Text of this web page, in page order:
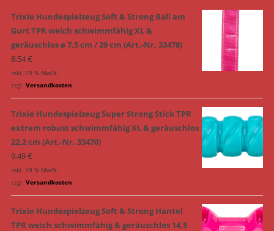
Trixie Hundespielzeug Soft & Strong Ball am
Gurt TPR weich schwimmfähig XL &
geräuschlos ø 7,5 cm / 29 cm (Art.-Nr. 33478)
8,54€
inkl. 19 % MwSt.
zzgl. Versandkosten
Trixie Hundespielzeug Super Strong Stick TPR
extrem robust schwimmfähig XL & geräuschlos
22,2 cm (Art.-Nr. 33470)
9,49€
inkl. 19 % MwSt.
zzgl. Versandkosten
Trixie Hundespielzeug Soft & Strong Hantel
TPR weich schwimmfähig & geräuschlos 14,5